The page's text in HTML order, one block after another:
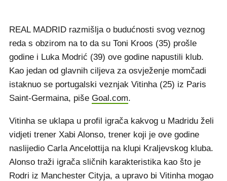
REAL MADRID razmišlja o budućnosti svog veznog
reda s obzirom na to da su Toni Kroos (35) prošle
godine i Luka Modrić (39) ove godine napustili klub.
Kao jedan od glavnih ciljeva za osvježenje momčadi
istaknuo se portugalski veznjak Vitinha (25) iz Paris
Saint-Germaina, piše Goal.com.
Vitinha se uklapa u profil igrača kakvog u Madridu želi
vidjeti trener Xabi Alonso, trener koji je ove godine
naslijedio Carla Ancelottija na klupi Kraljevskog kluba.
Alonso traži igrača sličnih karakteristika kao što je
Rodri iz Manchester Cityja, a upravo bi Vitinha mogao